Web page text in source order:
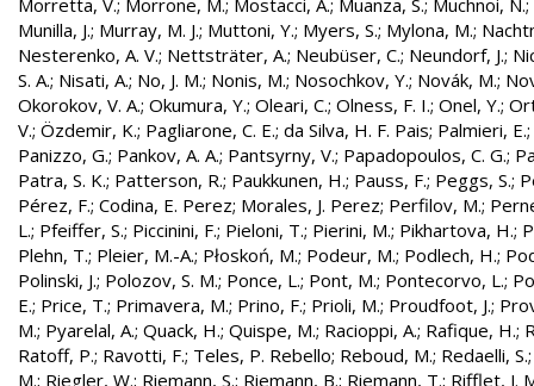
Morretta, V.; Morrone, M.; Mostacci, A.; Muanza, S.; Muchnoi, N.;
Munilla, J.; Murray, M. J.; Muttoni, Y.; Myers, S.; Mylona, M.;
Nesterenko, A. V.; Nettsträter, A.; Neubüser, C.; Neundorf, J.;
S. A.; Nisati, A.; No, J. M.; Nonis, M.; Nosochkov, Y.; Novák, M.;
Okorokov, V. A.; Okumura, Y.; Oleari, C.; Olness, F. I.; Onel, Y.;
V.; Özdemir, K.; Pagliarone, C. E.; da Silva, H. F. Pais; Palmieri, E.;
Panizzo, G.; Pankov, A. A.; Pantsyrny, V.; Papadopoulos, C. G.;
Patra, S. K.; Patterson, R.; Paukkunen, H.; Pauss, F.; Peggs, S.;
Pérez, F.; Codina, E. Perez; Morales, J. Perez; Perfilov, M.;
L.; Pfeiffer, S.; Piccinini, F.; Pieloni, T.; Pierini, M.; Pikhartova, H.;
Plehn, T.; Pleier, M.-A.; Płoskoń, M.; Podeur, M.; Podlech, H.;
Polinski, J.; Polozov, S. M.; Ponce, L.; Pont, M.; Pontecorvo, L.;
E.; Price, T.; Primavera, M.; Prino, F.; Prioli, M.; Proudfoot, J.;
M.; Pyarelal, A.; Quack, H.; Quispe, M.; Racioppi, A.; Rafique, H.;
Ratoff, P.; Ravotti, F.; Teles, P. Rebello; Reboud, M.; Redaelli, S.
M.; Riegler, W.; Riemann, S.; Riemann, B.; Riemann, T.; Rifflet, J.